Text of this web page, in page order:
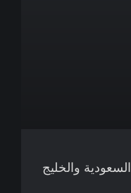
والخليج